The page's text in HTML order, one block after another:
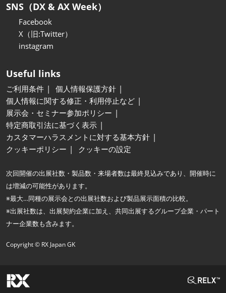
SNS（DX & AX Week）
Facebook
X（旧:Twitter）
instagram
Useful links
ご利用条件
個人情報保護方針
個人情報に関する修正・利用停止など
展示会・セミナー参加ポリシー
特定商取引法に基づく表示
カスタマーハラスメントに対する基本方針
クッキーポリシー
クッキーの設定
次回開催の出展社数・製品数・来場者数は最終見込みであり、開催時に
は増減の可能性があります。
※最大…同種の展示会との出展社数および製品展示面積の比較。
※出展社数は、出展契約企業に加え、共同出展するグループ企業・パート
ナー企業数も含みます。
Copyright © RX Japan GK